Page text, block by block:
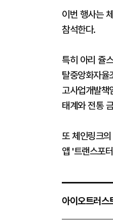
이번 행사는
참석한다.
특히 아리 쥴
탈중앙화자율
고사업개발책
태계와 전통
또 체인링크
앱 '트랜스포
아이오트러